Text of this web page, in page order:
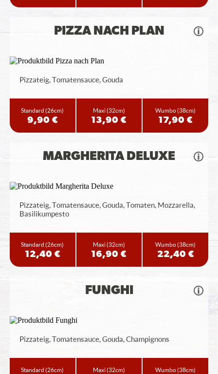
PIZZA NACH PLAN
Pizzateig, Tomatensauce, Gouda
Standard(26cm)
9,90 €
Maxi(32cm)
13,90 €
Wumbo(38cm)
17,90 €
MARGHERITA DELUXE
Pizzateig, Tomatensauce, Gouda, Tomaten, Mozzarella,
Basilikumpesto
Standard(26cm)
12,40 €
Maxi(32cm)
16,90 €
Wumbo(38cm)
22,40 €
FUNGHI
Pizzateig, Tomatensauce, Gouda, Champignons
Standard(26cm) Maxi(32cm) Wumbo(38cm)